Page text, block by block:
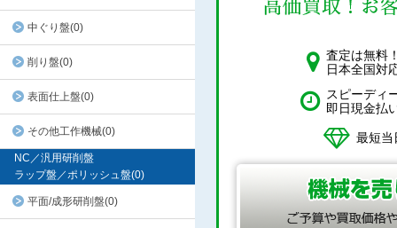
中ぐり盤(0)
削り盤(0)
表面仕上盤(0)
その他工作機械(0)
NC／汎用研削盤
ラップ盤／ポリッシュ盤(0)
平面/成形研削盤(0)
査定は無料
日本全国対
スピーディ
即日現金払
最短当